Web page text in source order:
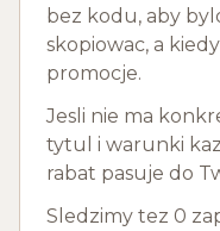
bez kodu, aby
skopiowac, a
promocje.
Jesli nie ma
tytul i warunki
rabat pasuje do
Sledzimy tez 0